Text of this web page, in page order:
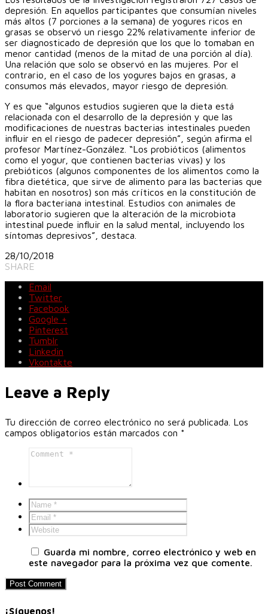
depresión. En aquellos participantes que consumían niveles
más altos (7 porciones a la semana) de yogures ricos en
grasas se observó un riesgo 22% relativamente inferior de
ser diagnosticado de depresión que los que lo tomaban en
menor cantidad (menos de la mitad de una porción al día).
Una relación que solo se observó en las mujeres. Por el
contrario, en el caso de los yogures bajos en grasas, a
consumos más elevados, mayor riesgo de depresión.
Y es que “algunos estudios sugieren que la dieta está
relacionada con el desarrollo de la depresión y que las
modificaciones de nuestras bacterias intestinales pueden
influir en el riesgo de padecer depresión”, según afirma el
profesor Martínez-González. “Los probióticos (alimentos
como el yogur, que contienen bacterias vivas) y los
prebióticos (algunos componentes de los alimentos como la
fibra dietética, que sirve de alimento para las bacterias que
habitan en nosotros) son más críticos en la constitución de
la flora bacteriana intestinal. Estudios con animales de
laboratorio sugieren que la alteración de la microbiota
intestinal puede influir en la salud mental, incluyendo los
síntomas depresivos”, destaca.
28/10/2018
SHARE
Email
Twitter
Facebook
Google +
Pinterest
Tumblr
Linkedin
Vkontakte
Leave a Reply
Tu dirección de correo electrónico no será publicada. Los
campos obligatorios están marcados con *
Guarda mi nombre, correo electrónico y web en
este navegador para la próxima vez que comente.
¡Síguenos!